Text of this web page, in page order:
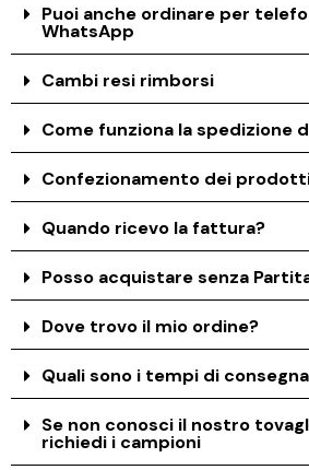
Puoi anche ordinare per
WhatsApp
Cambi resi rimborsi
Come funziona la spedizione
Confezionamento dei
Quando ricevo la fattura?
Posso acquistare senza
Dove trovo il mio ordine?
Quali sono i tempi di consegna
Se non conosci il nostro
richiedi i campioni